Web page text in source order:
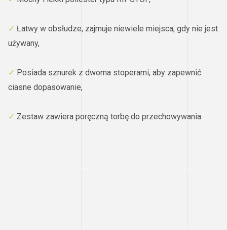
✓ Łatwy w obsłudze, zajmuje niewiele miejsca, gdy nie jest
używany,
✓ Posiada sznurek z dwoma stoperami, aby zapewnić
ciasne dopasowanie,
✓ Zestaw zawiera poręczną torbę do przechowywania.